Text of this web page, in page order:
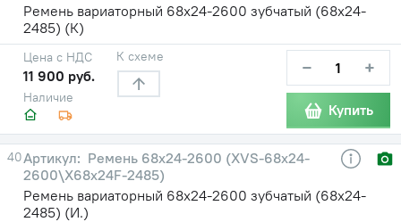
Ремень вариаторный 68х24-2600 зубчатый (68х24-
2485) (К)
Наличие
Цена с НДС
11 900 руб.
К схеме − +
Купить
40
Ремень 68х24-2600 (XVS-68х24-
2600\X68х24F-2485)
Ремень вариаторный 68х24-2600 зубчатый (68х24-
2485) (И.)